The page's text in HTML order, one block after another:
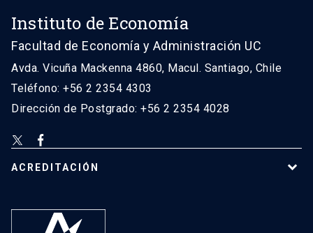
Instituto de Economía
Facultad de Economía y Administración UC
Avda. Vicuña Mackenna 4860, Macul. Santiago, Chile
Teléfono: +56 2 2354 4303
Dirección de Postgrado: +56 2 2354 4028
ACREDITACIÓN